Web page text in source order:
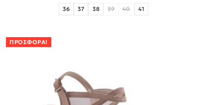
36 37 38 39 40 41
ΠΡΟΣΦΟΡΆ!